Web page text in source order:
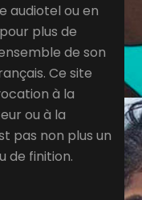
audiotel ou en
plus de
de son
Ce site
à la
ou à la
pas non plus un
de finition.